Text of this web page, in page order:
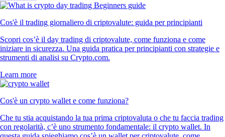
Cos'è il trading giornaliero di criptovalute: guida per principianti
Scopri cos’è il day trading di criptovalute, come funziona e come
iniziare in sicurezza. Una guida pratica per principianti con strategie e
strumenti di analisi su Crypto.com.
Learn more
Cos'è un crypto wallet e come funziona?
Che tu stia acquistando la tua prima criptovaluta o che tu faccia trading
con regolarità, c’è uno strumento fondamentale: il crypto wallet. In